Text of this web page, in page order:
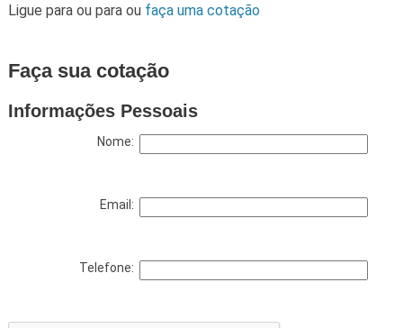
Ligue para ou para ou faça uma cotação
Faça sua cotação
Informações Pessoais
Nome:
Email:
Telefone: